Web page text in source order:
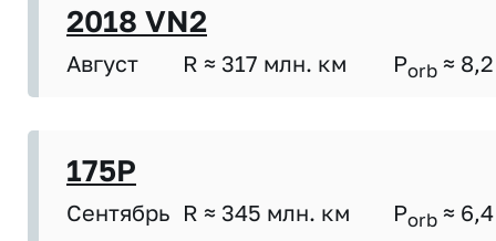
2018 VN2
Август R ≈ 317 млн. км Porb ≈ 8,2
175P
Сентябрь R ≈ 345 млн. км Porb ≈ 6,4